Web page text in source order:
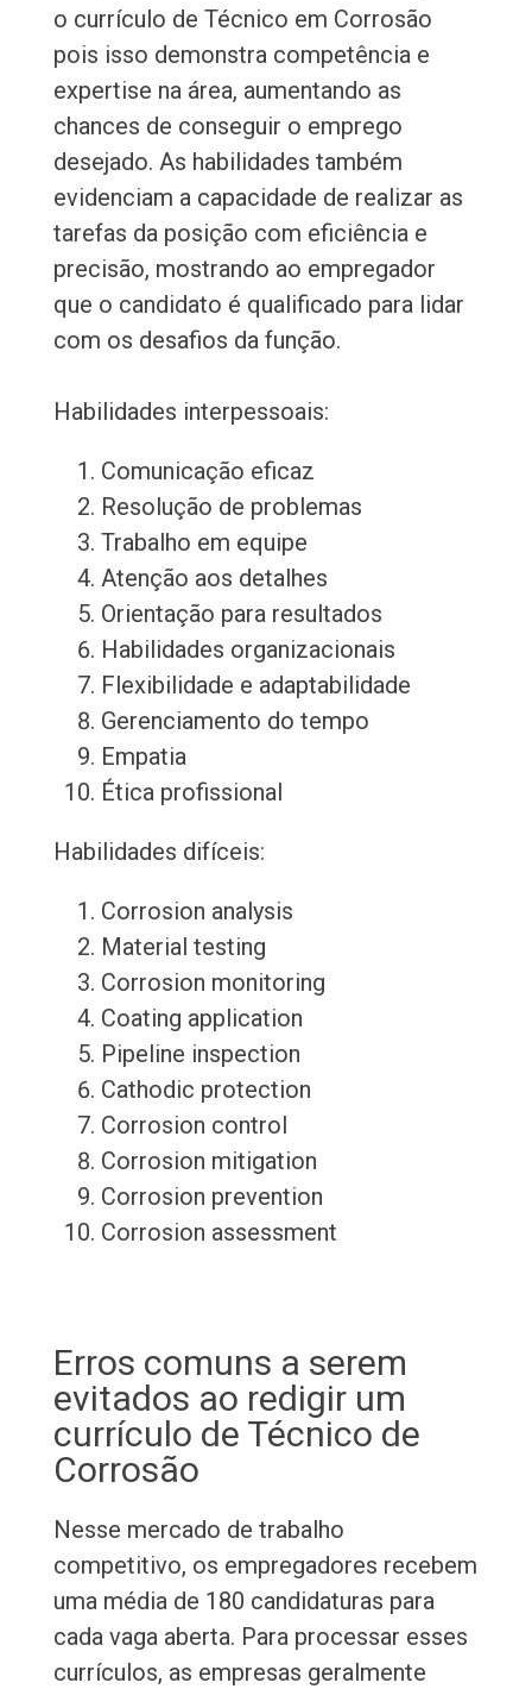
o currículo de Técnico em Corrosão
pois isso demonstra competência e
expertise na área, aumentando as
chances de conseguir o emprego
desejado. As habilidades também
evidenciam a capacidade de realizar as
tarefas da posição com eficiência e
precisão, mostrando ao empregador
que o candidato é qualificado para lidar
com os desafios da função.
Habilidades interpessoais:
Comunicação eficaz
Resolução de problemas
Trabalho em equipe
Atenção aos detalhes
Orientação para resultados
Habilidades organizacionais
Flexibilidade e adaptabilidade
Gerenciamento do tempo
Empatia
Ética profissional
Habilidades difíceis:
Corrosion analysis
Material testing
Corrosion monitoring
Coating application
Pipeline inspection
Cathodic protection
Corrosion control
Corrosion mitigation
Corrosion prevention
Corrosion assessment
Erros comuns a serem
evitados ao redigir um
currículo de Técnico de
Corrosão
Nesse mercado de trabalho
competitivo, os empregadores recebem
uma média de 180 candidaturas para
cada vaga aberta. Para processar esses
currículos, as empresas geralmente